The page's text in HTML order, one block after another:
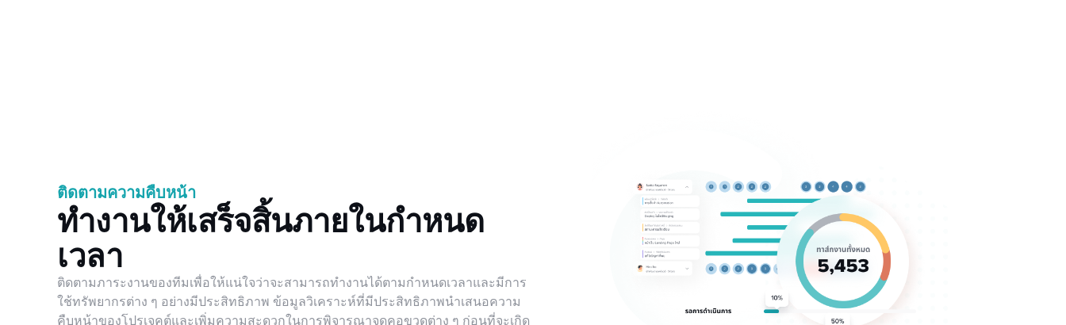
ติดตามความคืบหน้า
ทำงานให้เสร็จสิ้นภายในกำหนด
เวลา
ติดตามภาระงานของทีมเพื่อให้แน่ใจว่าจะสามารถทำงานได้ตามกำหนดเวลาและมีการ
ใช้ทรัพยากรต่าง ๆ อย่างมีประสิทธิภาพ ข้อมูลวิเคราะห์ที่มีประสิทธิภาพนำเสนอความ
คืบหน้าของโปรเจคต์และเพิ่มความสะดวกในการพิจารณาจุดคอขวดต่าง ๆ ก่อนที่จะเกิด